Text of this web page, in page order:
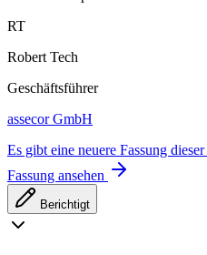
RT
Robert Tech
Geschäftsführer
assecor GmbH
Es gibt eine neuere Fassung
Fassung ansehen
Berichtigt